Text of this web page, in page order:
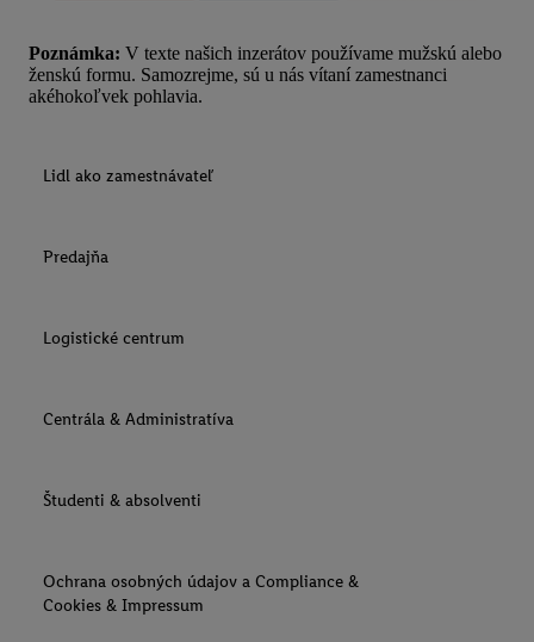
Poznámka: V texte našich inzerátov používame mužskú alebo
ženskú formu. Samozrejme, sú u nás vítaní zamestnanci
akéhokoľvek pohlavia.
Lidl ako zamestnávateľ
Predajňa
Logistické centrum
Centrála & Administratíva
Študenti & absolventi
Ochrana osobných údajov a Compliance &
Cookies & Impressum